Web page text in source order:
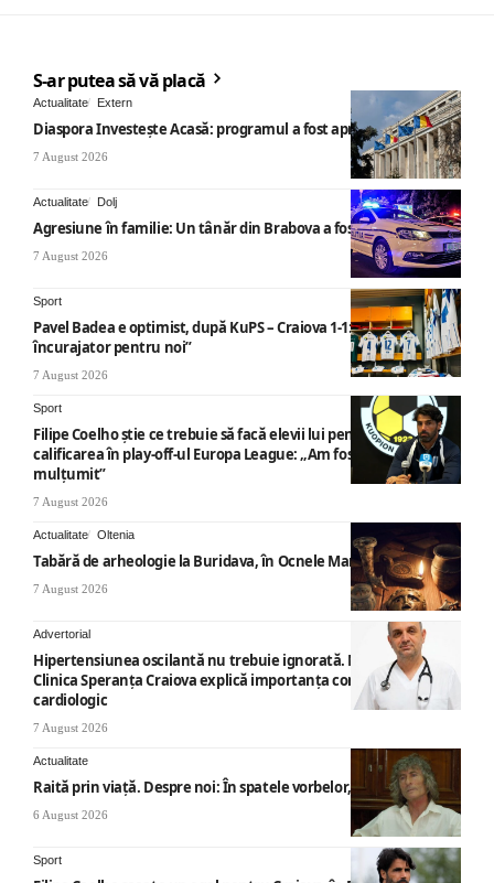
S-ar putea să vă placă
Actualitate Extern
Diaspora Investește Acasă: programul a fost aprobat
7 August 2026
Actualitate Dolj
Agresiune în familie: Un tânăr din Brabova a fost arestat
7 August 2026
Sport
Pavel Badea e optimist, după KuPS – Craiova 1-1: „Un rezultat
încurajator pentru noi”
7 August 2026
Sport
Filipe Coelho știe ce trebuie să facă elevii lui pentru a obține
calificarea în play-off-ul Europa League: „Am fost foarte
mulțumit”
7 August 2026
Actualitate Oltenia
Tabără de arheologie la Buridava, în Ocnele Mari
7 August 2026
Advertorial
Hipertensiunea oscilantă nu trebuie ignorată. Medicii de la
Clinica Speranța Craiova explică importanța consultului
cardiologic
7 August 2026
Actualitate
Raită prin viață. Despre noi: În spatele vorbelor, „nemicuri”
6 August 2026
Sport